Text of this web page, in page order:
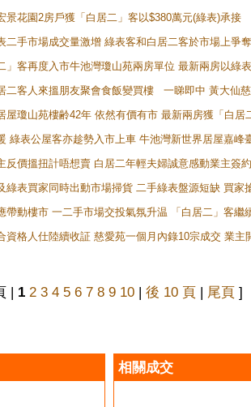
景花園2房戶獲「白居二」客以$380萬元(綠表)承接
二手市場成交量激增 綠表客和白居二客於市場上
」客再度入市牛池灣瓊山苑兩房單位 最新兩房以綠
二客人來搵朋友聚會食飯變買樓 一睇即中 黃大仙
屋瓊山苑樓齢42年 依然有價有市 最新兩房獲「白居
綠表公屋客亦趁勢入市上車 牛池灣新世界居屋嘉峰
反價搵扭計唔想賣 白居二年輕夫婦誠意感動業主簽
綠表買家同時出動市場掃貨 二手綠表盤源短缺 買
帶動樓市 一二手市場交投氣氛升温 「白居二」客
資格人仕陸續收証 慈愛苑一個月內錄10宗成交 業
| 1 2 3 4 5 6 7 8 9 10 | 後 10 頁 | 尾頁 ]
相關成交